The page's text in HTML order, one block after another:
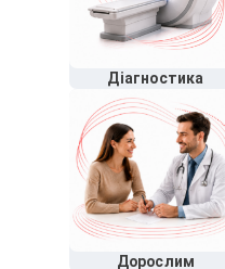
Діагностика
Дорослим